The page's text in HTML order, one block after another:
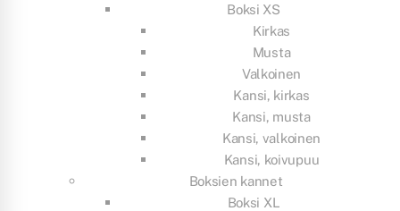
Boksi XS
Kirkas
Musta
Valkoinen
Kansi, kirkas
Kansi, musta
Kansi, valkoinen
Kansi, koivupuu
Boksien kannet
Boksi XL